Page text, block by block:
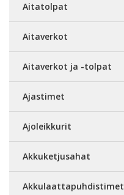
Aitatolpat
Aitaverkot
Aitaverkot ja -tolpat
Ajastimet
Ajoleikkurit
Akkuketjusahat
Akkulaattapuhdistimet